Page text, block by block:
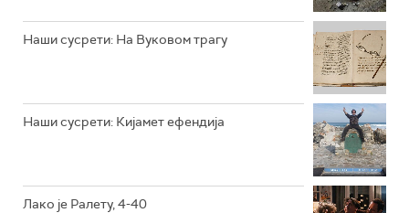
РТС КОЛО
Наши сусрети: На Вуковом трагу
Наши сусрети: Кијамет ефендија
Лако је Ралету, 4-40